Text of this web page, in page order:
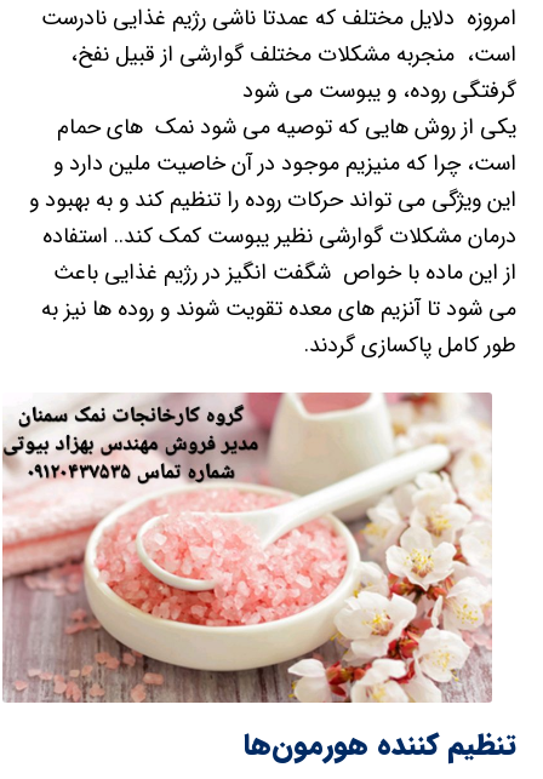
امروزه دلایل مختلف که عمدتا ناشی رژیم غذایی نادرست
است، منجربه مشکلات مختلف گوارشی از قبیل نفخ،
گرفتگی روده، و یبوست می شود
یکی از روش هایی که توصیه می شود نمک های حمام
است، چرا که منیزیم موجود در آن خاصیت ملین دارد و
این ویژگی می تواند حرکات روده را تنظیم کند و به بهبود و
درمان مشکلات گوارشی نظیر یبوست کمک کند.. استفاده
از این ماده با خواص شگفت انگیز در رژیم غذایی باعث
می شود تا آنزیم های معده تقویت شوند و روده ها نیز به
طور کامل پاکسازی گردند.
تنظیم کننده هورمون‌ها